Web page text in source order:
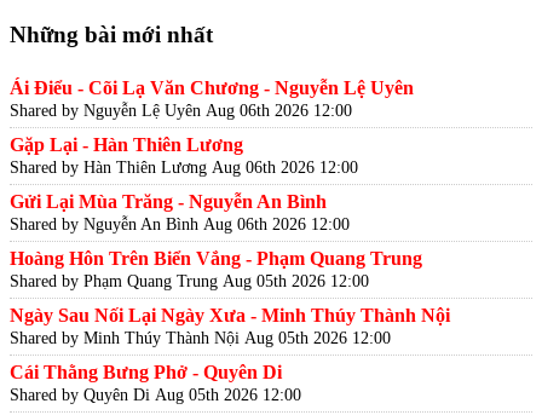
Những bài mới nhất
Ái Điểu - Cõi Lạ Văn Chương - Nguyễn Lệ Uyên
Shared by Nguyễn Lệ Uyên Aug 06th 2026 12:00
Gặp Lại - Hàn Thiên Lương
Shared by Hàn Thiên Lương Aug 06th 2026 12:00
Gửi Lại Mùa Trăng - Nguyễn An Bình
Shared by Nguyễn An Bình Aug 06th 2026 12:00
Hoàng Hôn Trên Biển Vắng - Phạm Quang Trung
Shared by Phạm Quang Trung Aug 05th 2026 12:00
Ngày Sau Nối Lại Ngày Xưa - Minh Thúy Thành Nội
Shared by Minh Thúy Thành Nội Aug 05th 2026 12:00
Cái Thằng Bưng Phở - Quyên Di
Shared by Quyên Di Aug 05th 2026 12:00